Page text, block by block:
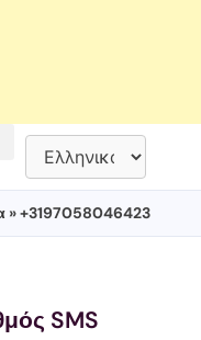
» +3197058046423
SMS